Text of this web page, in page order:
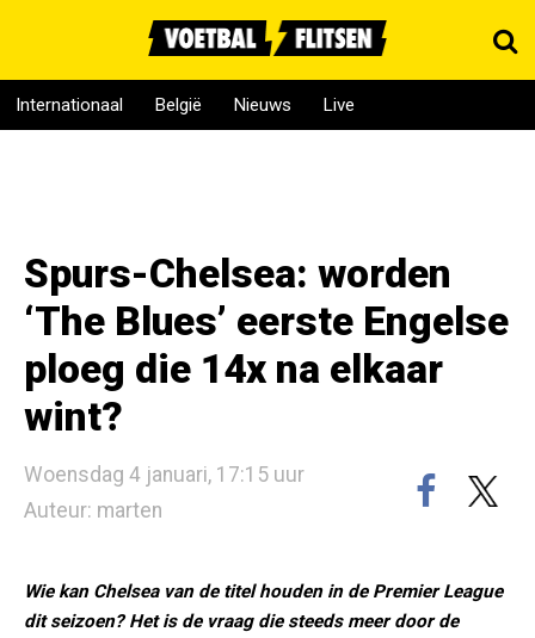
Internationaal België Nieuws Live
Spurs-Chelsea: worden
‘The Blues’ eerste Engelse
ploeg die 14x na elkaar
wint?
Woensdag 4 januari, 17:15 uur
Auteur: marten
Wie kan Chelsea van de titel houden in de Premier League
dit seizoen? Het is de vraag die steeds meer door de